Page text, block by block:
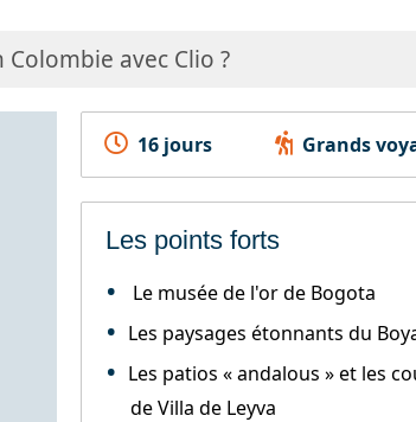
avec Clio ?
16 jours Grands
Les points forts
Le musée de l'or de Bogota
Les paysages étonnants du
Les patios « andalous » et les
de Villa de Leyva